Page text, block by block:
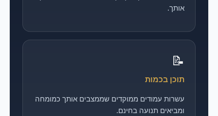
אותך.
📝
תוכן בכמות
עשרות עמודים ממוקדים שממצבים אותך כמומחה
ומביאים תנועה בחינם.